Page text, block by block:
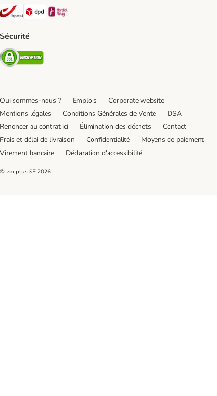
Bpost Shipping Method
DPD Shipping Method
Sécurité
Security
Qui sommes-nous ? Emplois
Corporate website
Mentions légales
Conditions Générales de Vente
DSA
Renoncer au contrat ici
Élimination des déchets
Contact
Frais et délai de livraison
Confidentialité
Moyens de paiement
Virement bancaire
Déclaration d'accessibilité
© zooplus SE 2026